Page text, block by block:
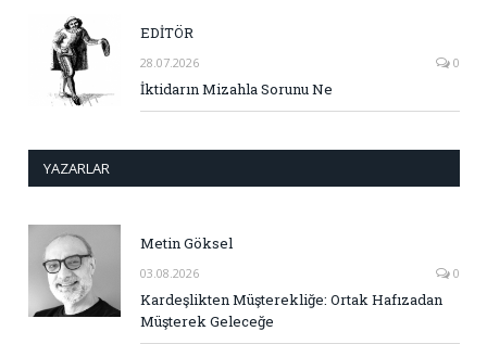
EDİTÖR
28.07.2026 0
İktidarın Mizahla Sorunu Ne
YAZARLAR
Metin Göksel
03.08.2026 0
Kardeşlikten Müşterekliğe: Ortak Hafızadan
Müşterek Geleceğe